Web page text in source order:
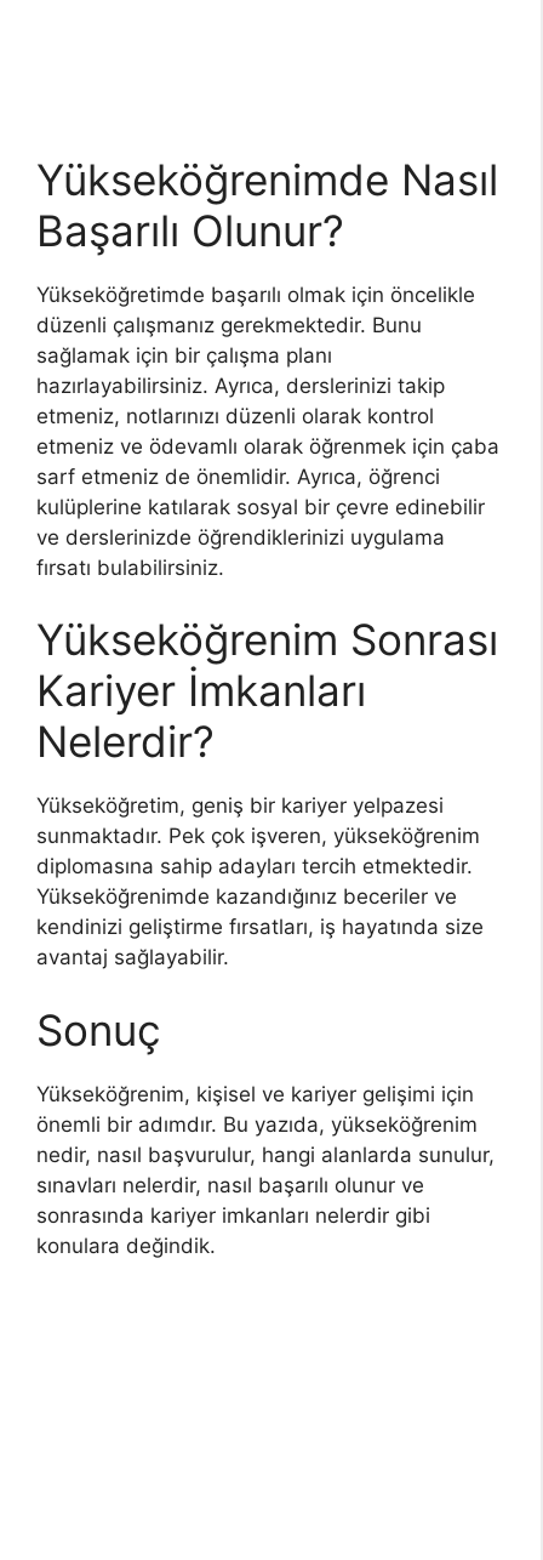
Yükseköğrenimde Nasıl
Başarılı Olunur?
Yükseköğretimde başarılı olmak için öncelikle
düzenli çalışmanız gerekmektedir. Bunu
sağlamak için bir çalışma planı
hazırlayabilirsiniz. Ayrıca, derslerinizi takip
etmeniz, notlarınızı düzenli olarak kontrol
etmeniz ve ödevamlı olarak öğrenmek için çaba
sarf etmeniz de önemlidir. Ayrıca, öğrenci
kulüplerine katılarak sosyal bir çevre edinebilir
ve derslerinizde öğrendiklerinizi uygulama
fırsatı bulabilirsiniz.
Yükseköğrenim Sonrası
Kariyer İmkanları
Nelerdir?
Yükseköğretim, geniş bir kariyer yelpazesi
sunmaktadır. Pek çok işveren, yükseköğrenim
diplomasına sahip adayları tercih etmektedir.
Yükseköğrenimde kazandığınız beceriler ve
kendinizi geliştirme fırsatları, iş hayatında size
avantaj sağlayabilir.
Sonuç
Yükseköğrenim, kişisel ve kariyer gelişimi için
önemli bir adımdır. Bu yazıda, yükseköğrenim
nedir, nasıl başvurulur, hangi alanlarda sunulur,
sınavları nelerdir, nasıl başarılı olunur ve
sonrasında kariyer imkanları nelerdir gibi
konulara değindik.